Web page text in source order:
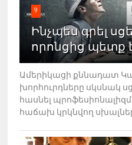
9
Ինչպես գրել
որոնցից պետք
Ամերիկացի քննադատ
խորհուրդները սկսնակ
հասնել
հաճախ կրկնվող